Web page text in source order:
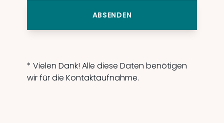
ABSENDEN
* Vielen Dank! Alle diese Daten benötigen
wir für die Kontaktaufnahme.